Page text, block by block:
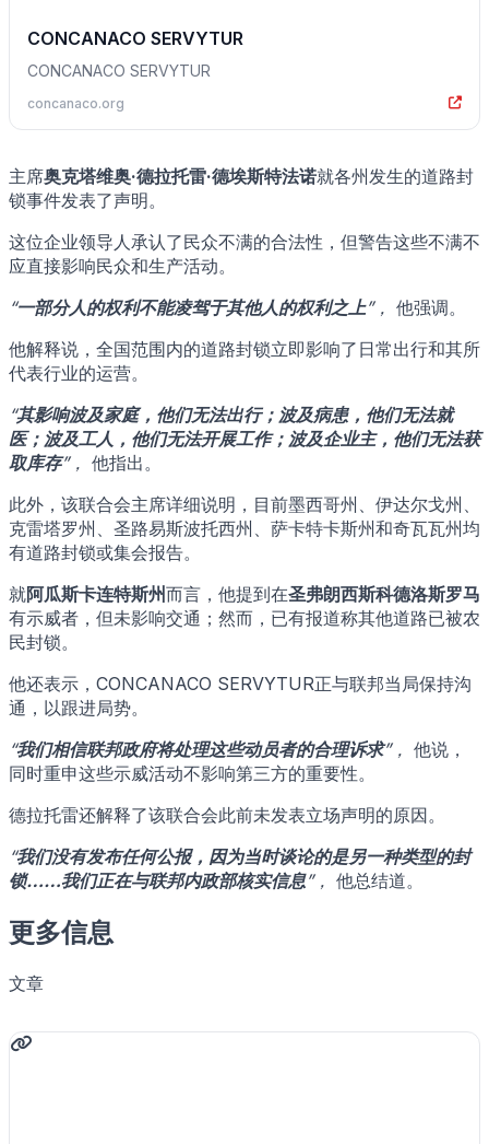
CONCANACO SERVYTUR
CONCANACO SERVYTUR
concanaco.org
主席奥克塔维奥·德拉托雷·德埃斯特法诺就各州发生的道路封
锁事件发表了声明。
这位企业领导人承认了民众不满的合法性，但警告这些不满不
应直接影响民众和生产活动。
“一部分人的权利不能凌驾于其他人的权利之上”， 他强调。
他解释说，全国范围内的道路封锁立即影响了日常出行和其所
代表行业的运营。
“其影响波及家庭，他们无法出行；波及病患，他们无法就
医；波及工人，他们无法开展工作；波及企业主，他们无法获
取库存”， 他指出。
此外，该联合会主席详细说明，目前墨西哥州、伊达尔戈州、
克雷塔罗州、圣路易斯波托西州、萨卡特卡斯州和奇瓦瓦州均
有道路封锁或集会报告。
就阿瓜斯卡连特斯州而言，他提到在圣弗朗西斯科德洛斯罗马
有示威者，但未影响交通；然而，已有报道称其他道路已被农
民封锁。
他还表示，CONCANACO SERVYTUR正与联邦当局保持沟
通，以跟进局势。
“我们相信联邦政府将处理这些动员者的合理诉求”， 他说，
同时重申这些示威活动不影响第三方的重要性。
德拉托雷还解释了该联合会此前未发表立场声明的原因。
“我们没有发布任何公报，因为当时谈论的是另一种类型的封
锁……我们正在与联邦内政部核实信息”， 他总结道。
更多信息
文章